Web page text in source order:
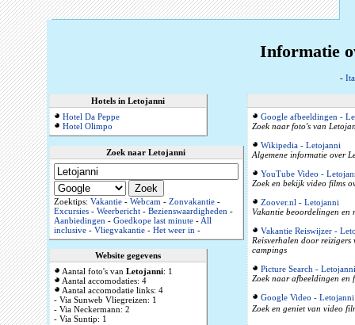
Informatie
-
Hotels in Letojanni
Hotel Da Peppe
Hotel Olimpo
Zoek naar Letojanni
Zoektips: Vakantie- Webcam- Zonvakantie-
Excursies- Weerbericht- Bezienswaardigheden-
Aanbiedingen- Goedkope last minute-All
inclusive- Vliegvakantie- Het weer in-
Website gegevens
Aantal foto's van Letojanni: 1
Aantal accomodaties: 4
Aantal accomodatie links: 4
- Via Sunweb Vliegreizen: 1
- Via Neckermann: 2
- Via Suntip: 1
Google afbeeldingen -
Zoek naar foto's van
Wikipedia - Letojanni
Algemene informatie over
YouTube Video -
Zoek en bekijk video films
Zoover.nl - Letojanni
Vakantie beoordelingen en
Vakantie Reiswijzer -
Reisverhalen door reizigers
campings
Picture Search - Letojanni
Zoek naar afbeeldingen en
Google Video - Letojanni
Zoek en geniet van video